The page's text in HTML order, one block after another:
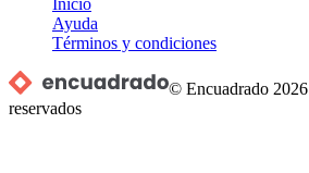
Inicio
Ayuda
Términos y condiciones
© Encuadrado 2026
reservados